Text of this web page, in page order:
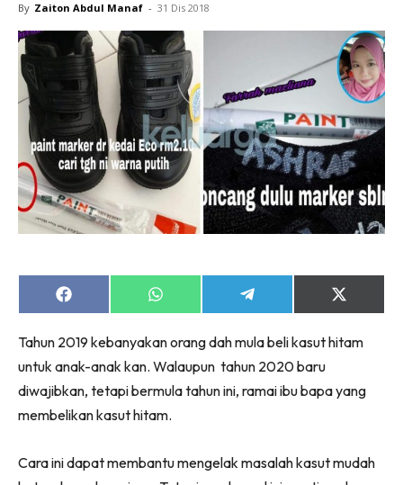
By Zaiton Abdul Manaf - 31 Dis 2018
Share
on
Share
on
Share
on
Share
on
(Twitter)
Tahun 2019 kebanyakan orang dah mula beli kasut hitam
untuk anak-anak kan. Walaupun tahun 2020 baru
diwajibkan, tetapi bermula tahun ini, ramai ibu bapa yang
membelikan kasut hitam.
Cara ini dapat membantu mengelak masalah kasut mudah